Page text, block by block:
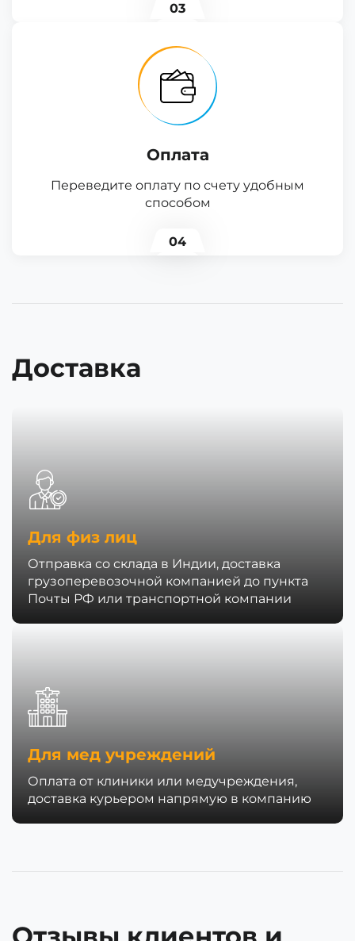
03
Оплата
Переведите оплату по счету удобным
способом
04
Доставка
Для физ лиц
Отправка со склада в Индии, доставка
грузоперевозочной компанией до пункта
Почты РФ или транспортной компании
Для мед учреждений
Оплата от клиники или медучреждения,
доставка курьером напрямую в компанию